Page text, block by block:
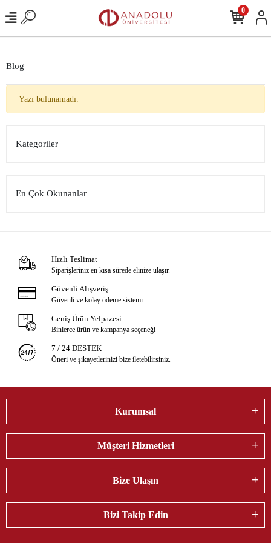
0
Blog
Yazı bulunamadı.
Kategoriler
En Çok Okunanlar
Hızlı Teslimat
Siparişleriniz en kısa sürede elinize ulaşır.
Güvenli Alışveriş
Güvenli ve kolay ödeme sistemi
Geniş Ürün Yelpazesi
Binlerce ürün ve kampanya seçeneği
7 / 24 DESTEK
Öneri ve şikayetlerinizi bize iletebilirsiniz.
Kurumsal
Müşteri Hizmetleri
Bize Ulaşın
Bizi Takip Edin